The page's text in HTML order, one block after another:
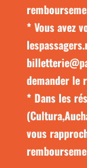
* Vous avez
demander le
* Dans les
vous